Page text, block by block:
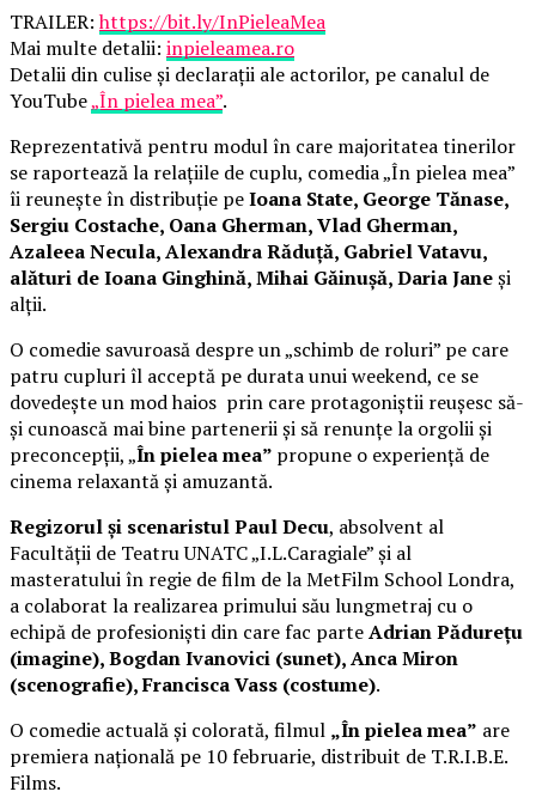
TRAILER:https://bit.ly/InPieleaMea
Mai multe detalii: inpieleamea.ro
Detalii din culise și declarații ale actorilor, pe canalul de
YouTube„În pielea mea”.
Reprezentativă pentru modul în care majoritatea tinerilor
se raportează la relațiile de cuplu, comedia „În pielea mea”
îi reunește în distribuție peIoana State, George Tănase,
Sergiu Costache, Oana Gherman, Vlad Gherman,
Azaleea Necula, Alexandra Răduță, Gabriel Vatavu,
alături de Ioana Ginghină, Mihai Găinușă, Daria Janeși
alții.
O comedie savuroasă despre un „schimb de roluri” pe care
patru cupluri îl acceptă pe durata unui weekend, ce se
dovedește un mod haios prin care protagoniștii reușesc să-
și cunoască mai bine partenerii și să renunțe la orgolii și
preconcepții, „În pielea mea” propune o experiență de
cinema relaxantă și amuzantă.
Regizorul și scenaristul Paul Decu, absolvent al
Facultății de Teatru UNATC „I.L.Caragiale” și al
masteratului în regie de film de la MetFilm School Londra,
a colaborat la realizarea primului său lungmetraj cu o
echipă de profesioniști din care fac parteAdrian Pădurețu
(imagine), Bogdan Ivanovici (sunet), Anca Miron
(scenografie), Francisca Vass (costume).
O comedie actuală și colorată, filmul „În pielea mea” are
premiera națională pe 10 februarie, distribuit de T.R.I.B.E.
Films.